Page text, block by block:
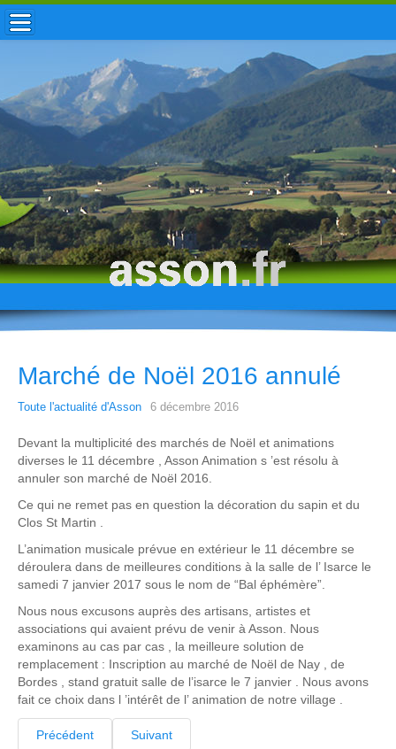
ACCUEIL / INFOS
MUNICIPALITÉ
VIE LOCALE
ENFANCE
TOURISME
HISTOIRE
Marché de Noël 2016 annulé
Toute l'actualité d'Asson 6 décembre 2016
Devant la multiplicité des marchés de Noël et animations
diverses le 11 décembre , Asson Animation s ’est résolu à
annuler son marché de Noël 2016.
Ce qui ne remet pas en question la décoration du sapin et du
Clos St Martin .
L’animation musicale prévue en extérieur le 11 décembre se
déroulera dans de meilleures conditions à la salle de l’ Isarce le
samedi 7 janvier 2017 sous le nom de “Bal éphémère”.
Nous nous excusons auprès des artisans, artistes et
associations qui avaient prévu de venir à Asson. Nous
examinons au cas par cas , la meilleure solution de
remplacement : Inscription au marché de Noël de Nay , de
Bordes , stand gratuit salle de l’isarce le 7 janvier . Nous avons
fait ce choix dans l ’intérêt de l’ animation de notre village .
Précédent Suivant